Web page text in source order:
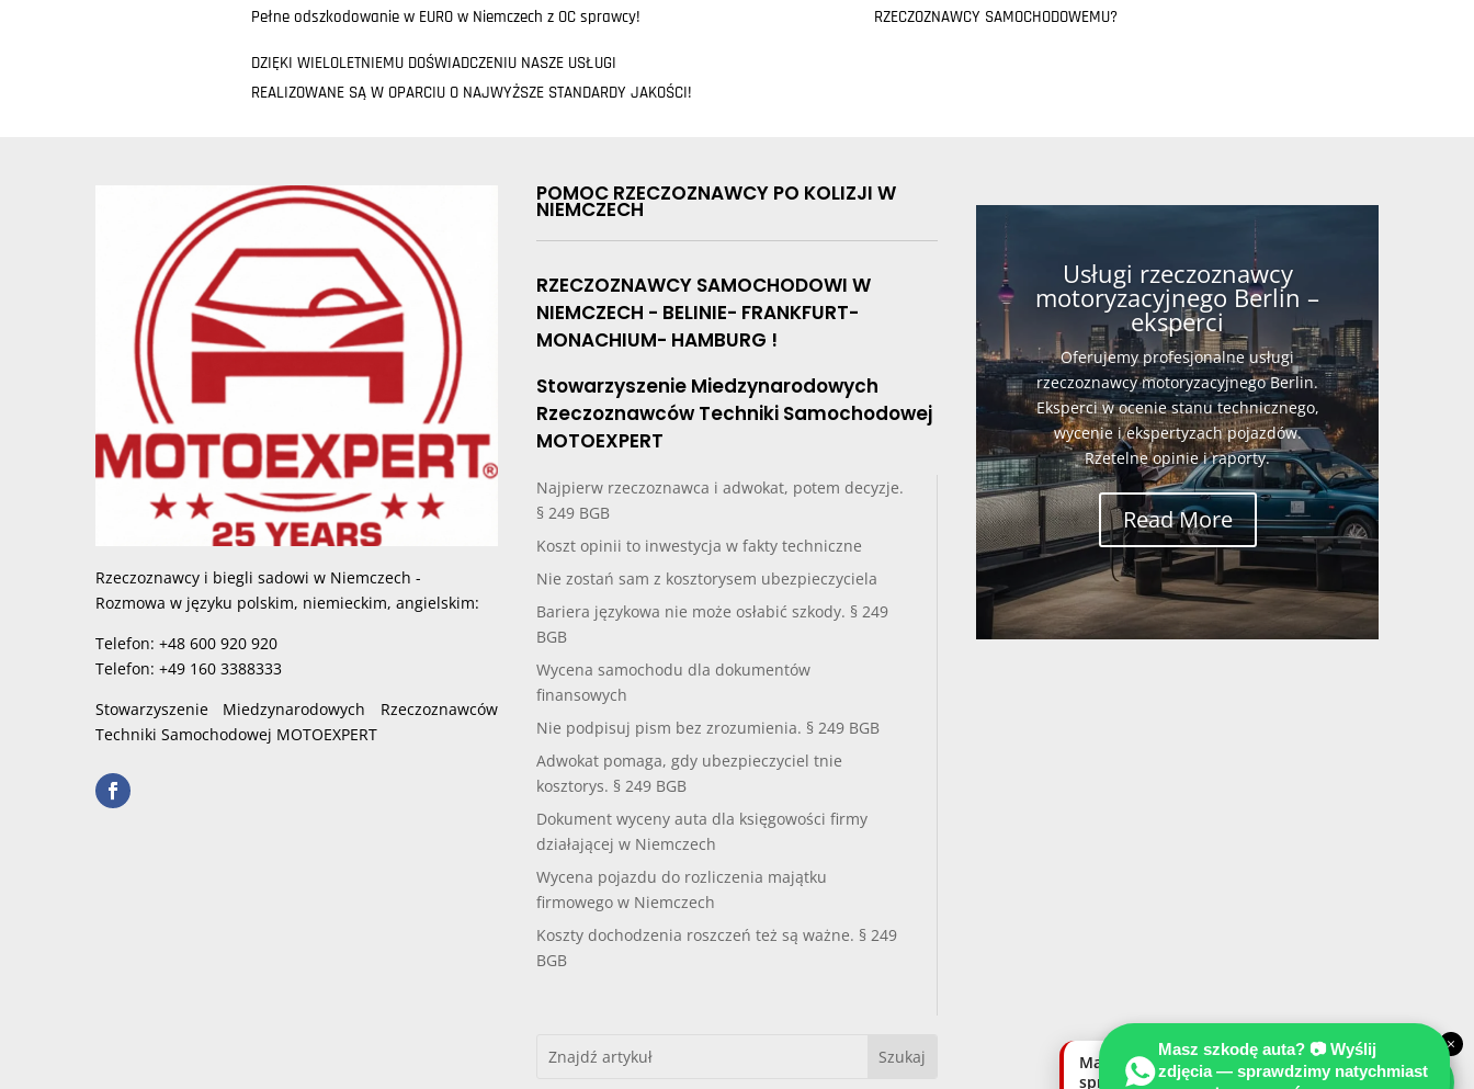
Pełne odszkodowanie w EURO w Niemczech z OC sprawcy!
DZIĘKI WIELOLETNIEMU DOŚWIADCZENIU NASZE USŁUGI
REALIZOWANE SĄ W OPARCIU O NAJWYŻSZE STANDARDY JAKOŚCI!
RZECZOZNAWCY SAMOCHODOWEMU?
Rzeczoznawcy i biegli sadowi w Niemczech -
Rozmowa w języku polskim, niemieckim, angielskim:
Telefon: +48 600 920 920
Telefon: +49 160 3388333
Stowarzyszenie Miedzynarodowych Rzeczoznawców
Techniki Samochodowej MOTOEXPERT
POMOC RZECZOZNAWCY PO KOLIZJI W
NIEMCZECH
RZECZOZNAWCY SAMOCHODOWI W
NIEMCZECH - BELINIE- FRANKFURT-
MONACHIUM- HAMBURG !
Stowarzyszenie Miedzynarodowych
Rzeczoznawców Techniki Samochodowej
MOTOEXPERT
Najpierw rzeczoznawca i adwokat, potem decyzje.
§ 249 BGB
Koszt opinii to inwestycja w fakty techniczne
Nie zostań sam z kosztorysem ubezpieczyciela
Bariera językowa nie może osłabić szkody. § 249
BGB
Wycena samochodu dla dokumentów
finansowych
Nie podpisuj pism bez zrozumienia. § 249 BGB
Adwokat pomaga, gdy ubezpieczyciel tnie
kosztorys. § 249 BGB
Dokument wyceny auta dla księgowości firmy
działającej w Niemczech
Wycena pojazdu do rozliczenia majątku
firmowego w Niemczech
Koszty dochodzenia roszczeń też są ważne. § 249
BGB
Usługi rzeczoznawcy
motoryzacyjnego Berlin –
eksperci
Oferujemy profesjonalne usługi
rzeczoznawcy motoryzacyjnego Berlin.
Eksperci w ocenie stanu technicznego,
wycenie i ekspertyzach pojazdów.
Rzetelne opinie i raporty.
Read More
Masz szkodę auta? 📷 Wyślij
zdjęcia — sprawdzimy natychmiast
×
Masz szkodę auta? Wyślij zdjęcia —
sprawdzimy natychmiast, czy możemy